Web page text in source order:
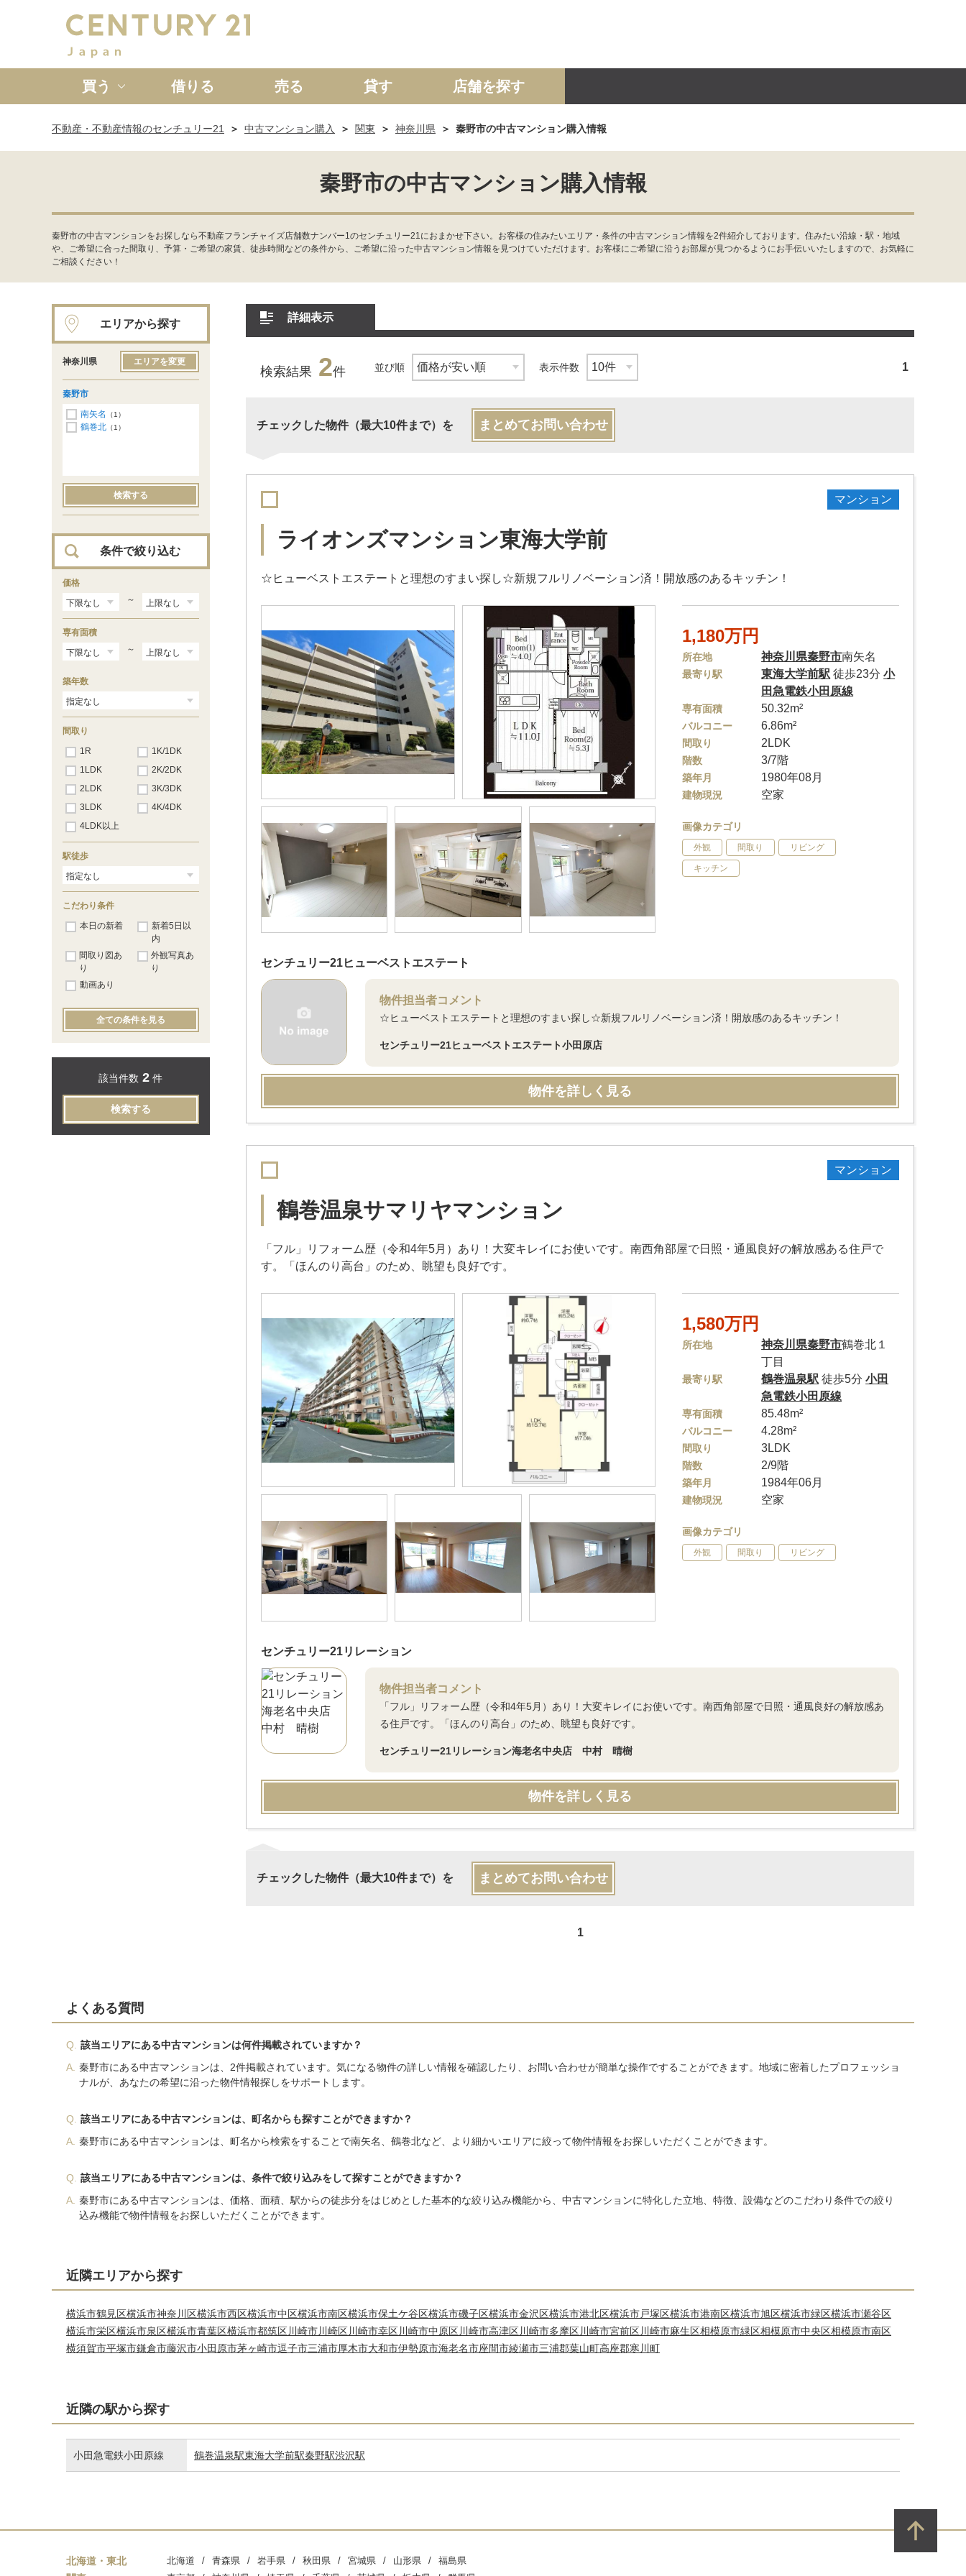
買う
新築一戸建て 中古一戸建て マンション 土地 事業投資用
借りる 売る 貸す 店舗を探す
不動産・不動産情報のセンチュリー21 中古マンション購入 関東 神奈川県 秦野市の中古マンション購入情報
秦野市の中古マンション購入情報
秦野市の中古マンションをお探しなら不動産フランチャイズ店舗数ナンバー1のセンチュリー21におまかせ下さい。お客様の住みたいエリア・条件の中古マンション情報を2件紹介しております。住みたい沿線・駅・地域
や、ご希望に合った間取り、予算・ご希望の家賃、徒歩時間などの条件から、ご希望に沿った中古マンション情報を見つけていただけます。お客様にご希望に沿うお部屋が見つかるようにお手伝いいたしますので、お気軽に
ご相談ください！
詳細表示
検索結果 2件 並び順 表示件数 1
チェックした物件（最大10件まで）を まとめてお問い合わせ
マンション
ライオンズマンション東海大学前
☆ヒューベストエステートと理想のすまい探し☆新規フルリノベーション済！開放感のあるキッチン！
1,180万円
所在地 神奈川県秦野市南矢名
最寄り駅 東海大学前駅 徒歩23分小
田急電鉄小田原線
専有面積 50.32m²
バルコニー 6.86m²
間取り 2LDK
階数 3/7階
築年月 1980年08月
建物現況 空家
画像カテゴリ
外観 間取り リビング
キッチン
センチュリー21ヒューベストエステート
物件担当者コメント
☆ヒューベストエステートと理想のすまい探し☆新規フルリノベーション済！開放感のあるキッチン！
センチュリー21ヒューベストエステート小田原店
物件を詳しく見る
マンション
鶴巻温泉サマリヤマンション
「フル」リフォーム歴（令和4年5月）あり！大変キレイにお使いです。南西角部屋で日照・通風良好の解放感ある住戸で
す。「ほんのり高台」のため、眺望も良好です。
1,580万円
所在地 神奈川県秦野市鶴巻北１
丁目
最寄り駅 鶴巻温泉駅 徒歩5分小田
急電鉄小田原線
専有面積 85.48m²
バルコニー 4.28m²
間取り 3LDK
階数 2/9階
築年月 1984年06月
建物現況 空家
画像カテゴリ
外観 間取り リビング
センチュリー21リレーション
物件担当者コメント
「フル」リフォーム歴（令和4年5月）あり！大変キレイにお使いです。南西角部屋で日照・通風良好の解放感あ
る住戸です。「ほんのり高台」のため、眺望も良好です。
センチュリー21リレーション海老名中央店 中村 晴樹
物件を詳しく見る
チェックした物件（最大10件まで）を まとめてお問い合わせ
1
エリアから探す
神奈川県 エリアを変更
秦野市
南矢名
（1）
鶴巻北 （1）
検索する
条件で絞り込む
価格
～
専有面積
～
築年数
間取り
1R
1K/1DK
1LDK
2K/2DK
2LDK
3K/3DK
3LDK
4K/4DK
4LDK以上
駅徒歩
こだわり条件
本日の新着
新着5日以
内
間取り図あ
り
外観写真あ
り
動画あり
全ての条件を見る
該当件数 2 件
検索する
よくある質問
Q.
該当エリアにある中古マンションは何件掲載されていますか？
A. 秦野市にある中古マンションは、2件掲載されています。気になる物件の詳しい情報を確認したり、お問い合わせが簡単な操作ですることができます。地域に密着したプロフェッショ
ナルが、あなたの希望に沿った物件情報探しをサポートします。
Q.
該当エリアにある中古マンションは、町名からも探すことができますか？
A. 秦野市にある中古マンションは、町名から検索をすることで南矢名、鶴巻北など、より細かいエリアに絞って物件情報をお探しいただくことができます。
Q.
該当エリアにある中古マンションは、条件で絞り込みをして探すことができますか？
A. 秦野市にある中古マンションは、価格、面積、駅からの徒歩分をはじめとした基本的な絞り込み機能から、中古マンションに特化した立地、特徴、設備などのこだわり条件での絞り
込み機能で物件情報をお探しいただくことができます。
近隣エリアから探す
横浜市鶴見区横浜市神奈川区横浜市西区横浜市中区横浜市南区横浜市保土ケ谷区横浜市磯子区横浜市金沢区横浜市港北区横浜市戸塚区横浜市港南区横浜市旭区横浜市緑区横浜市瀬谷区
横浜市栄区横浜市泉区横浜市青葉区横浜市都筑区川崎市川崎区川崎市幸区川崎市中原区川崎市高津区川崎市多摩区川崎市宮前区川崎市麻生区相模原市緑区相模原市中央区相模原市南区
横須賀市平塚市鎌倉市藤沢市小田原市茅ヶ崎市逗子市三浦市厚木市大和市伊勢原市海老名市座間市綾瀬市三浦郡葉山町高座郡寒川町
近隣の駅から探す
小田急電鉄小田原線 鶴巻温泉駅東海大学前駅秦野駅渋沢駅
北海道・東北 北海道 青森県 岩手県 秋田県 宮城県 山形県 福島県